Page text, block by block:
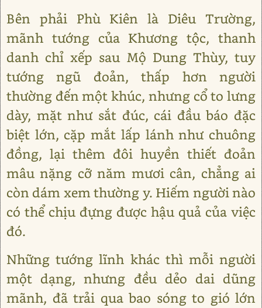
Bên phải Phù Kiên là Diêu Trường,
mãnh tướng của Khương tộc, thanh
danh chỉ xếp sau Mộ Dung Thùy, tuy
tướng ngũ đoản, thấp hơn người
thường đến một khúc, nhưng cổ to lưng
dày, mặt như sắt đúc, cái đầu báo đặc
biệt lớn, cặp mắt lấp lánh như chuông
đồng, lại thêm đôi huyền thiết đoản
mâu nặng cỡ năm mươi cân, chẳng ai
còn dám xem thường y. Hiếm người nào
có thể chịu đựng được hậu quả của việc
đó.
Những tướng lĩnh khác thì mỗi người
một dạng, nhưng đều dẻo dai dũng
mãnh, đã trải qua bao sóng to gió lớn